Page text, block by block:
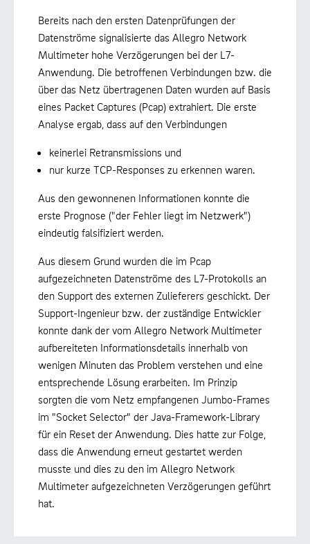
Bereits nach den ersten Datenprüfungen der
Datenströme signalisierte das Allegro Network
Multimeter hohe Verzögerungen bei der L7-
Anwendung. Die betroffenen Verbindungen bzw. die
über das Netz übertragenen Daten wurden auf Basis
eines Packet Captures (Pcap) extrahiert. Die erste
Analyse ergab, dass auf den Verbindungen
keinerlei Retransmissions und
nur kurze TCP-Responses zu erkennen waren.
Aus den gewonnenen Informationen konnte die
erste Prognose ("der Fehler liegt im Netzwerk")
eindeutig falsifiziert werden.
Aus diesem Grund wurden die im Pcap
aufgezeichneten Datenströme des L7-Protokolls an
den Support des externen Zulieferers geschickt. Der
Support-Ingenieur bzw. der zuständige Entwickler
konnte dank der vom Allegro Network Multimeter
aufbereiteten Informationsdetails innerhalb von
wenigen Minuten das Problem verstehen und eine
entsprechende Lösung erarbeiten. Im Prinzip
sorgten die vom Netz empfangenen Jumbo-Frames
im "Socket Selector" der Java-Framework-Library
für ein Reset der Anwendung. Dies hatte zur Folge,
dass die Anwendung erneut gestartet werden
musste und dies zu den im Allegro Network
Multimeter aufgezeichneten Verzögerungen geführt
hat.